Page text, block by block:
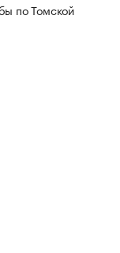
по Томской